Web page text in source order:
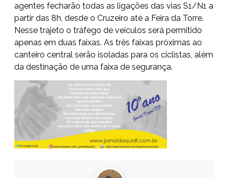
agentes fecharão todas as ligações das vias S1/N1 a
partir das 8h, desde o Cruzeiro até a Feira da Torre.
Nesse trajeto o tráfego de veículos será permitido
apenas em duas faixas. As três faixas próximas ao
canteiro central serão isoladas para os ciclistas, além
da destinação de uma faixa de segurança.